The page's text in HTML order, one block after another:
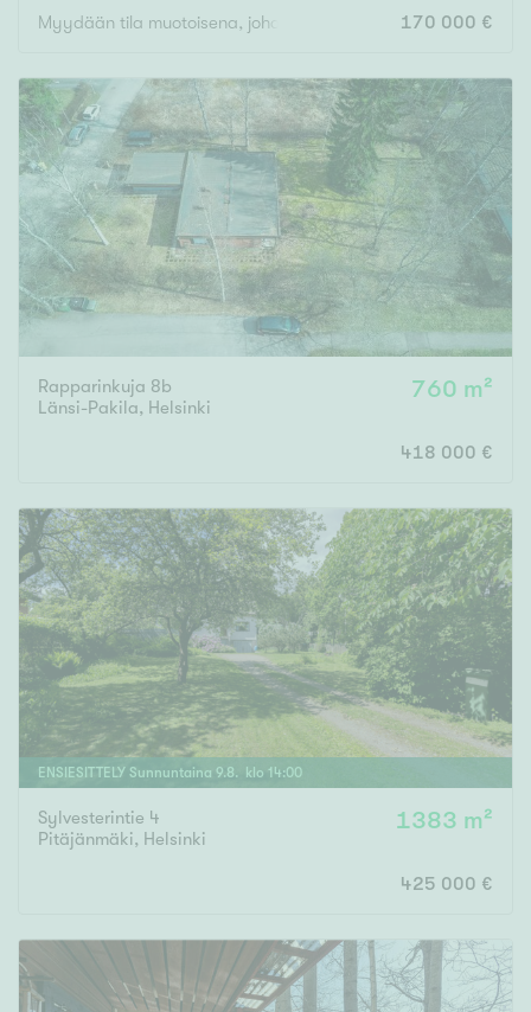
Myydään tila muotoisena, johon poikkeamispäätöksella
170 000 €
Rapparinkuja 8b
Länsi-Pakila, Helsinki
760 m²
418 000 €
ENSIESITTELY Sunnuntaina 9.8. klo 14:00
Sylvesterintie 4
Pitäjänmäki, Helsinki
1383 m²
425 000 €